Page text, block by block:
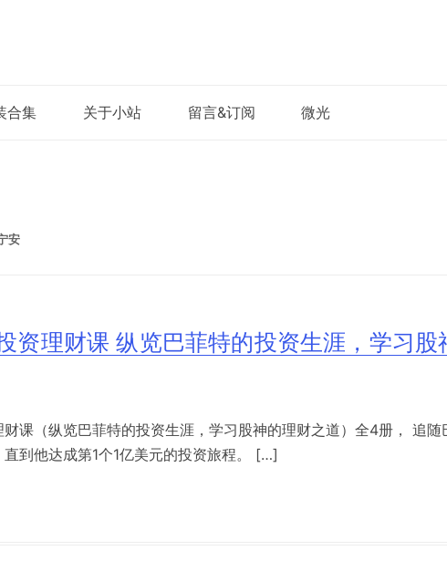
合集 关于小站 留言&订阅 微光
安
资理财课 纵览巴菲特的投资生涯，学习股
财课（纵览巴菲特的投资生涯，学习股神的理财之道）全4册， 追随
直到他达成第1个1亿美元的投资旅程。 […]